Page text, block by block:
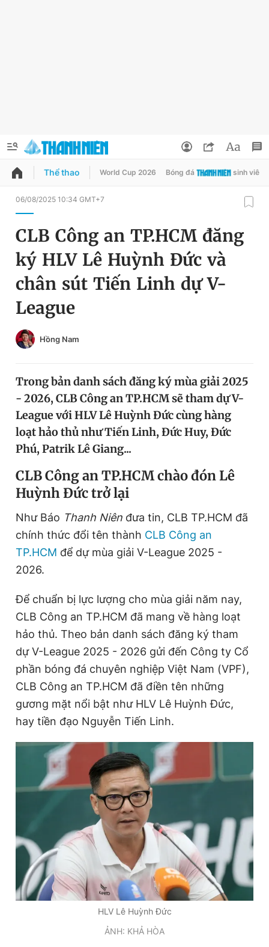
QUẢNG CÁO ĐẶT BÁO
Chuyên mục
Chuyên mục khác
Chào ngày mới
Tin thị trường
Video Magazine
Sản phẩm khác
Tiện ích
Thông tin tòa soạn
Theo dõi báo trên
Hotline
0906 645 777
Liên hệ quảng cáo
0908 780 404
Tổng biên tập: Nguyễn Ngọc Toàn
Phó tổng biên tập thường trực: Hải Thành
Phó tổng biên tập: Lâm Hiếu Dũng
Phó tổng biên tập: Trần Việt Hưng
Tổng thư ký tòa soạn: Đức Trung
Giấy phép xuất bản số 110/GP - BTTTT cấp ngày 24.3.2020
© 2003-2026 Bản quyền thuộc về Báo Thanh Niên. Cấm sao
chép dưới mọi hình thức nếu không có sự chấp thuận bằng văn
bản. Phát triển bởi ePi Technologies, JSC.
Đổi mật khẩu
Tin đã lưu
Thể thao World Cup 2026 Bóng đá sinh viên
06/08/2025 10:34 GMT+7
CLB Công an TP.HCM đăng
ký HLV Lê Huỳnh Đức và
chân sút Tiến Linh dự V-
League
Hồng Nam
Trong bản danh sách đăng ký mùa giải 2025
- 2026, CLB Công an TP.HCM sẽ tham dự V-
League với HLV Lê Huỳnh Đức cùng hàng
loạt hảo thủ như Tiến Linh, Đức Huy, Đức
Phú, Patrik Lê Giang...
CLB Công an TP.HCM chào đón Lê
Huỳnh Đức trở lại
Như Báo Thanh Niên đưa tin, CLB TP.HCM đã
chính thức đổi tên thành CLB Công an
TP.HCM để dự mùa giải V-League 2025 -
2026.
Để chuẩn bị lực lượng cho mùa giải năm nay,
CLB Công an TP.HCM đã mang về hàng loạt
hảo thủ. Theo bản danh sách đăng ký tham
dự V-League 2025 - 2026 gửi đến Công ty Cổ
phần bóng đá chuyên nghiệp Việt Nam (VPF),
CLB Công an TP.HCM đã điền tên những
gương mặt nổi bật như HLV Lê Huỳnh Đức,
hay tiền đạo Nguyễn Tiến Linh.
HLV Lê Huỳnh Đức
ẢNH: KHẢ HÒA